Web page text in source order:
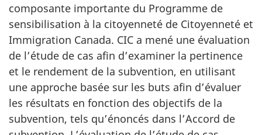
composante importante du Programme de
sensibilisation à la citoyenneté de Citoyenneté et
Immigration Canada. CIC a mené une évaluation
de l’étude de cas afin d’examiner la pertinence
et le rendement de la subvention, en utilisant
une approche basée sur les buts afin d’évaluer
les résultats en fonction des objectifs de la
subvention, tels qu’énoncés dans l’Accord de